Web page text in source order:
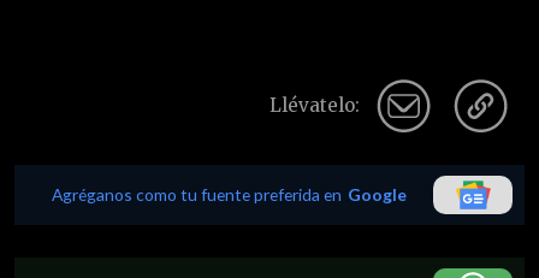
Llévatelo:
Agréganos como tu fuente preferida en Google